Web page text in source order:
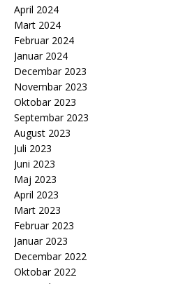
April 2024
Mart 2024
Februar 2024
Januar 2024
Decembar 2023
Novembar 2023
Oktobar 2023
Septembar 2023
August 2023
Juli 2023
Juni 2023
Maj 2023
April 2023
Mart 2023
Februar 2023
Januar 2023
Decembar 2022
Oktobar 2022